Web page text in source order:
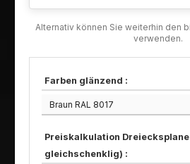
Farben glänzend :
Preiskalkulation
gleichschenklig) :